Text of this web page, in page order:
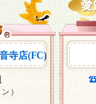
寺店(FC)
）